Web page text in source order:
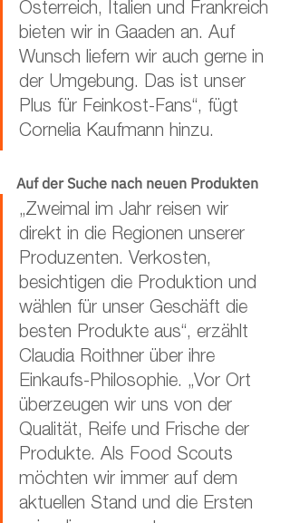
Österreich, Italien und Frankreich
bieten wir in Gaaden an. Auf
Wunsch liefern wir auch gerne in
der Umgebung. Das ist unser
Plus für Feinkost-Fans“, fügt
Cornelia Kaufmann hinzu.
Auf der Suche nach neuen Produkten
„Zweimal im Jahr reisen wir
direkt in die Regionen unserer
Produzenten. Verkosten,
besichtigen die Produktion und
wählen für unser Geschäft die
besten Produkte aus“, erzählt
Claudia Roithner über ihre
Einkaufs-Philosophie. „Vor Ort
überzeugen wir uns von der
Qualität, Reife und Frische der
Produkte. Als Food Scouts
möchten wir immer auf dem
aktuellen Stand und die Ersten